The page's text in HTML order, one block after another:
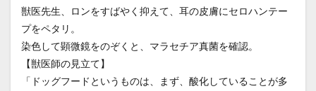
獣医先生、ロンをすばやく抑えて、耳の皮膚にセロハンテー
プをペタリ。
染色して顕微鏡をのぞくと、マラセチア真菌を確認。
【獣医師の見立て】
「ドッグフードというものは、まず、酸化していることが多